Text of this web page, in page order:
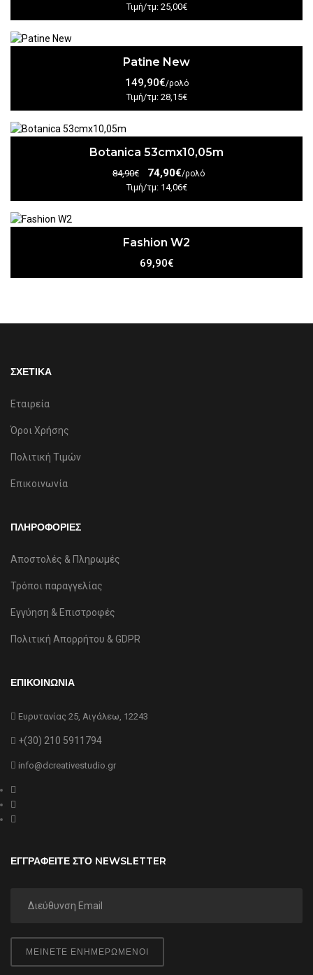
Τιμή/τμ: 25,00€
Patine New
149,90€/ρολό
Τιμή/τμ: 28,15€
Botanica 53cmx10,05m
84,90€ 74,90€/ρολό
Τιμή/τμ: 14,06€
Fashion W2
69,90€
ΣΧΕΤΙΚΑ
Εταιρεία
Όροι Χρήσης
Πολιτική Τιμών
Επικοινωνία
ΠΛΗΡΟΦΟΡΙΕΣ
Αποστολές & Πληρωμές
Τρόποι παραγγελίας
Εγγύηση & Επιστροφές
Πολιτική Απορρήτου & GDPR
ΕΠΙΚΟΙΝΩΝΙΑ
Ευρυτανίας 25, Αιγάλεω, 12243
+(30) 210 5911794
info@dcreativestudio.gr
ΕΓΓΡΑΦΕΙΤΕ ΣΤΟ NEWSLETTER
ΜΕΙΝΕΤΕ ΕΝΗΜΕΡΩΜΕΝΟΙ